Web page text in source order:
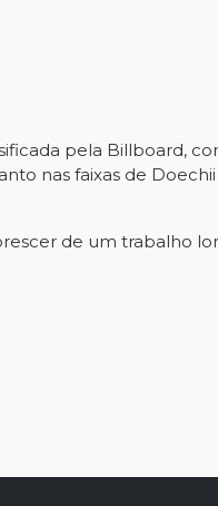
pela Billboard,
nas faixas de
de um trabalho